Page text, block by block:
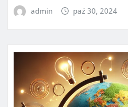
admin paź 30, 2024